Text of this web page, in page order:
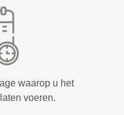
waarop u het
voeren.